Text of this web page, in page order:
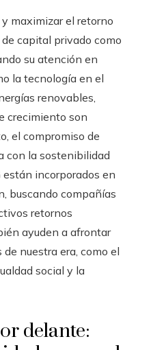
maximizar el retorno
capital privado como
su atención en
la tecnología en el
renovables,
crecimiento son
el compromiso de
con la sostenibilidad
están incorporados en
buscando compañías
retornos
ayuden a afrontar
nuestra era, como el
social y la
delante: